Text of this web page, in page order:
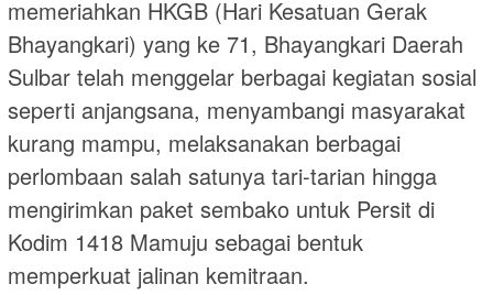
memeriahkan HKGB (Hari Kesatuan Gerak
Bhayangkari) yang ke 71, Bhayangkari Daerah
Sulbar telah menggelar berbagai kegiatan sosial
seperti anjangsana, menyambangi masyarakat
kurang mampu, melaksanakan berbagai
perlombaan salah satunya tari-tarian hingga
mengirimkan paket sembako untuk Persit di
Kodim 1418 Mamuju sebagai bentuk
memperkuat jalinan kemitraan.